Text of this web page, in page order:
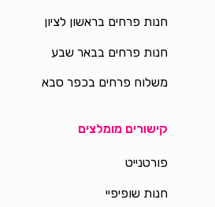
חנות פרחים בראשון לציון
חנות פרחים בבאר שבע
משלוח פרחים בכפר סבא
קישורים מומלצים
פורטנייט
חנות שופיפיי